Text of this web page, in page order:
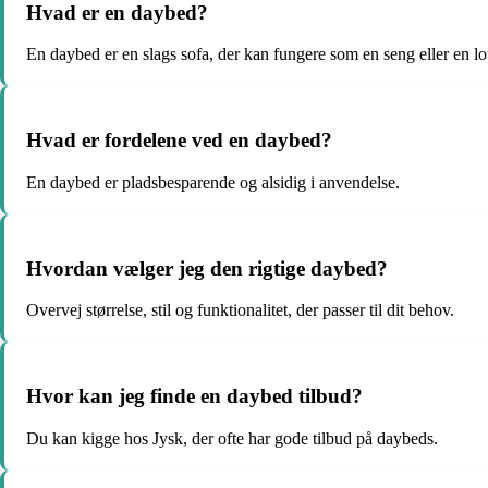
Hvad er en daybed?
En daybed er en slags sofa, der kan fungere som en seng eller en
Hvad er fordelene ved en daybed?
En daybed er pladsbesparende og alsidig i anvendelse.
Hvordan vælger jeg den rigtige daybed?
Overvej størrelse, stil og funktionalitet, der passer til dit behov.
Hvor kan jeg finde en daybed tilbud?
Du kan kigge hos Jysk, der ofte har gode tilbud på daybeds.